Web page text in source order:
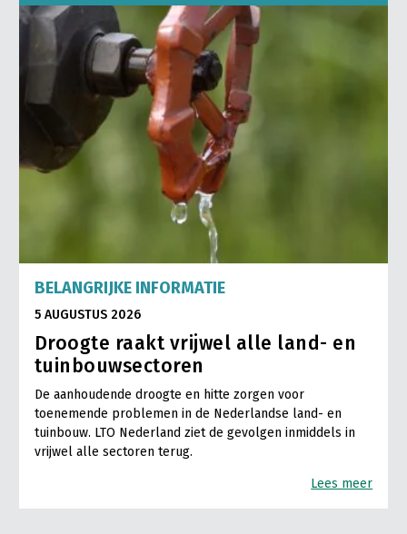
BELANGRIJKE INFORMATIE
5 AUGUSTUS 2026
Droogte raakt vrijwel alle land- en
tuinbouwsectoren
De aanhoudende droogte en hitte zorgen voor
toenemende problemen in de Nederlandse land- en
tuinbouw. LTO Nederland ziet de gevolgen inmiddels in
vrijwel alle sectoren terug.
Lees meer